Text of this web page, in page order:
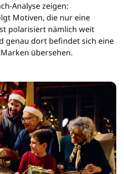
Analyse zeigen:
Motiven, die nur eine
polarisiert nämlich weit
genau dort befindet sich eine
übersehen.